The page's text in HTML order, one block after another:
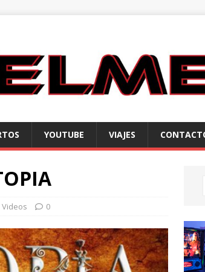
YOUTUBE VIAJES
Videos 0